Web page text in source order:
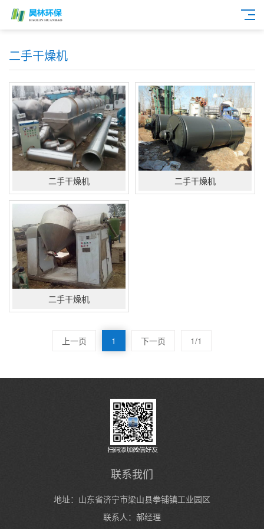
二手干燥机
二手干燥机 二手干燥机
二手干燥机
上一页 1 下一页 1/1
联系我们
地址：山东省济宁市梁山县拳铺镇工业园区
联系人：郝经理